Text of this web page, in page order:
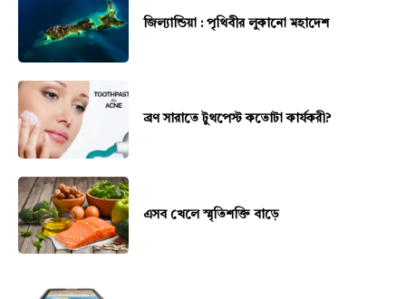
জিল্যান্ডিয়া : পৃথিবীর লুকানো মহাদেশ
ব্রণ সারাতে টুথপেস্ট কতোটা কার্যকরী?
এসব খেলে স্মৃতিশক্তি বাড়ে